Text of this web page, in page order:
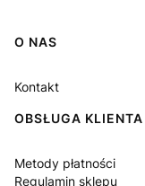
Linki w stopce
O NAS
Kontakt
OBSŁUGA KLIENTA
Metody płatności
Regulamin sklepu